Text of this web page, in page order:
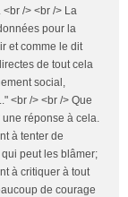
/> <br /> La
pour la
et comme le dit
de tout cela
social,
<br /> <br /> Que
réponse à cela.
à tenter de
peut les blâmer;
à critiquer à tout
de courage